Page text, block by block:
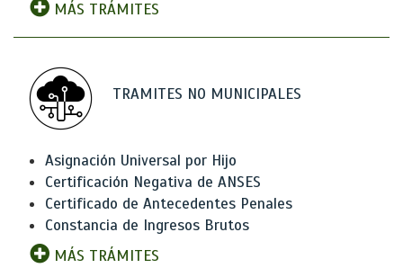
MÁS TRÁMITES
TRAMITES NO MUNICIPALES
Asignación Universal por Hijo
Certificación Negativa de ANSES
Certificado de Antecedentes Penales
Constancia de Ingresos Brutos
MÁS TRÁMITES